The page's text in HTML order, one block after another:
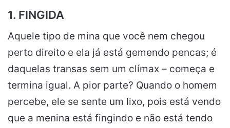
1. FINGIDA
Aquele tipo de mina que você nem chegou
perto direito e ela já está gemendo pencas; é
daquelas transas sem um clímax – começa e
termina igual. A pior parte? Quando o homem
percebe, ele se sente um lixo, pois está vendo
que a menina está fingindo e não está tendo